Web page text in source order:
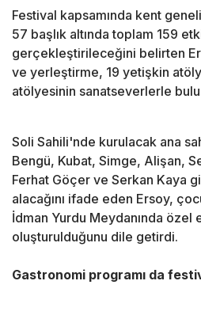
Festival kapsamında kent
57 başlık altında toplam 159
gerçekleştirileceğini belirten
ve yerleştirme, 19 yetişkin
atölyesinin sanatseverlerle
Soli Sahili'nde kurulacak ana
Bengü, Kubat, Simge, Alişan,
Ferhat Göçer ve Serkan Kaya
alacağını ifade eden Ersoy,
İdman Yurdu Meydanında özel
oluşturulduğunu dile getirdi.
Gastronomi programı da